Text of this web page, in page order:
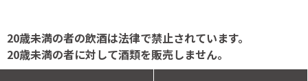
20歳未満の者の飲酒は法律で禁止されています。
20歳未満の者に対して酒類を販売しません。